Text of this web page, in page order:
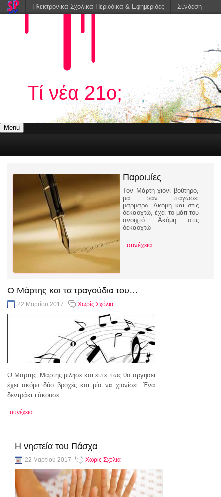
Τί νέα 21ο;
Menu
Παροιμίες
Τον Μάρτη χιόνι βούτηρο,
μα σαν παγώσει
μάρμαρο. Ακόμη και στις
δεκαοχτώ, έχει το μάτι του
ανοιχτό. Ακόμη στις
δεκαοχτώ
..συνέχεια
Ο Μάρτης και τα τραγούδια του…
22 Μαρτίου 2017 Χωρίς Σχόλια
Ο Μάρτης, Μάρτης μίλησε και είπε πως θα αργήσει
έχει ακόμα δύο βροχές και μία να χιονίσει. Ένα
δεντράκι τ’άκουσε
συνέχεια..
Η νηστεία του Πάσχα
22 Μαρτίου 2017 Χωρίς Σχόλια
Ηλεκτρονικά Σχολικά Περιοδικά & Εφημερίδες Σύνδεση